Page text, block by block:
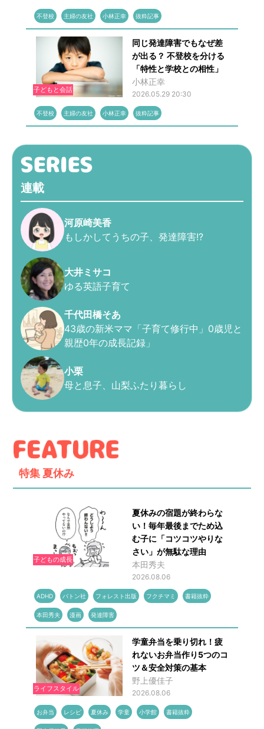
不登校 主婦の友社 小林正幸 抜粋記事
子どもと会話
同じ発達障害でもなぜ差
が出る？ 不登校を分ける
「特性と学校との相性」
小林正幸
2026.05.29 20:30
不登校 主婦の友社 小林正幸 抜粋記事
連載
河原崎美香
もしかしてうちの子、発達障害!?
大井ミサコ
ゆる英語子育て
千代田橋そあ
43歳の新米ママ「子育て修行中」0歳児と
親歴0年の成長記録」
小栗
母と息子、山梨ふたり暮らし
特集 夏休み
子どもの成長
夏休みの宿題が終わらな
い！毎年最後までため込
む子に「コツコツやりな
さい」が無駄な理由
本田秀夫
2026.08.06
ADHD バトン社 フォレスト出版 フクチマミ 書籍抜粋
本田秀夫 漫画 発達障害
ライフスタイル
学童弁当を乗り切れ！疲
れないお弁当作り5つのコ
ツ＆安全対策の基本
野上優佳子
2026.08.06
お弁当 レシピ 夏休み 学童 小学館 書籍抜粋